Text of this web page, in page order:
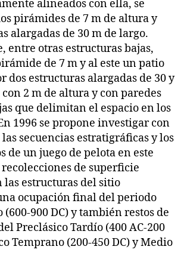
alineados con ella, se
pirámides de 7 m de altura y
alargadas de 30 m de largo.
entre otras estructuras bajas,
de 7 m y al este un patio
dos estructuras alargadas de 30 y
2 m de altura y con paredes
que delimitan el espacio en los
1996 se propone investigar con
secuencias estratigráficas y los
de un juego de pelota en este
de superficie
las estructuras del sitio
ocupación final del periodo
(600-900 DC) y también restos de
Preclásico Tardío (400 AC-200
Temprano (200-450 DC) y Medio